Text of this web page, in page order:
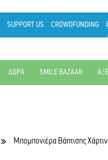
SUPPORT US CROWDFUNDING
ΔΩΡΑ SMILE BAZAAR
Μπομπονιέρα Βάπτισης